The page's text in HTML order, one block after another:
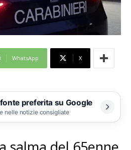
WhatsApp X
preferita su Google
nelle notizie consigliate